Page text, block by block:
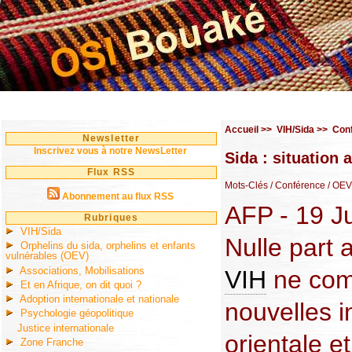
Newsletter
Inscrivez vous à notre NewsLetter
Flux RSS
Abonnement au flux RSS
Rubriques
VIH/Sida
Orphelins du sida, orphelins et enfants
vulnérables (OEV)
Associations, Mobilisations
Et en Afrique, on dit quoi ?
Adoption internationale et nationale
Psychologie géopolitique
Justice internationale
Zone Franche
Accueil >> VIH/Sida >>
Sida : situation
Mots-Clés / Conférence / OEV
AFP - 19
Nulle part
VIH ne
nouvelles
orientale